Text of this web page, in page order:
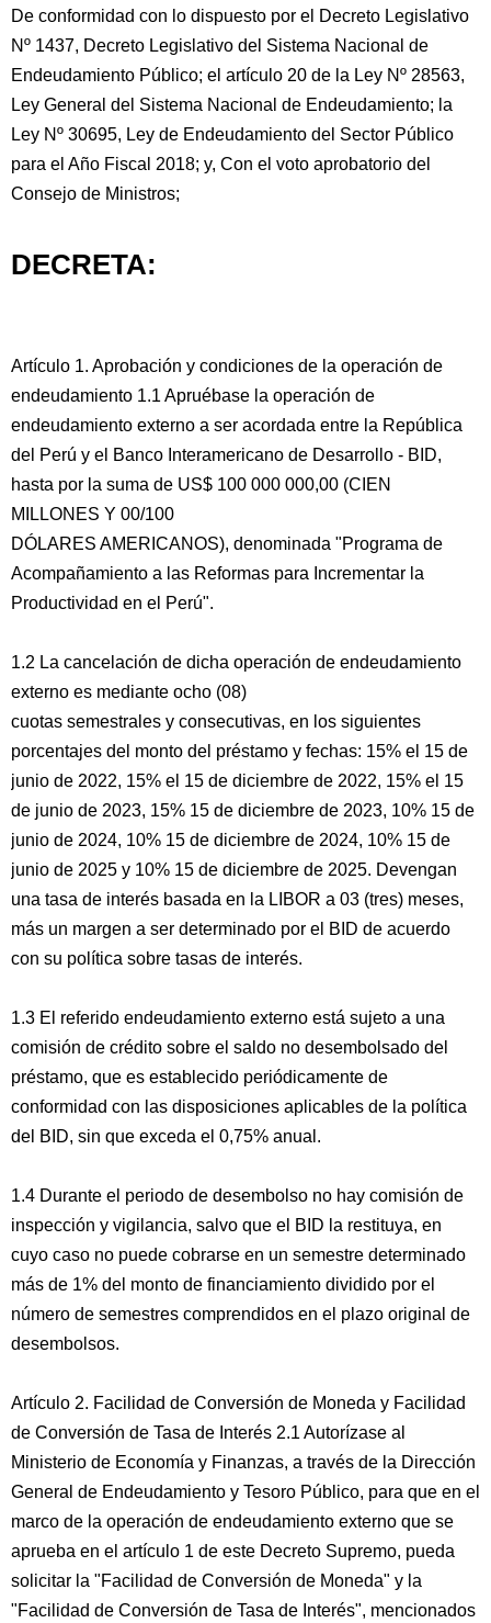
De conformidad con lo dispuesto por el Decreto Legislativo
Nº 1437, Decreto Legislativo del Sistema Nacional de
Endeudamiento Público; el artículo 20 de la Ley Nº 28563,
Ley General del Sistema Nacional de Endeudamiento; la
Ley Nº 30695, Ley de Endeudamiento del Sector Público
para el Año Fiscal 2018; y, Con el voto aprobatorio del
Consejo de Ministros;
DECRETA:
Artículo 1. Aprobación y condiciones de la operación de
endeudamiento 1.1 Apruébase la operación de
endeudamiento externo a ser acordada entre la República
del Perú y el Banco Interamericano de Desarrollo - BID,
hasta por la suma de US$ 100 000 000,00 (CIEN
MILLONES Y 00/100
DÓLARES AMERICANOS), denominada "Programa de
Acompañamiento a las Reformas para Incrementar la
Productividad en el Perú".
1.2 La cancelación de dicha operación de endeudamiento
externo es mediante ocho (08)
cuotas semestrales y consecutivas, en los siguientes
porcentajes del monto del préstamo y fechas: 15% el 15 de
junio de 2022, 15% el 15 de diciembre de 2022, 15% el 15
de junio de 2023, 15% 15 de diciembre de 2023, 10% 15 de
junio de 2024, 10% 15 de diciembre de 2024, 10% 15 de
junio de 2025 y 10% 15 de diciembre de 2025. Devengan
una tasa de interés basada en la LIBOR a 03 (tres) meses,
más un margen a ser determinado por el BID de acuerdo
con su política sobre tasas de interés.
1.3 El referido endeudamiento externo está sujeto a una
comisión de crédito sobre el saldo no desembolsado del
préstamo, que es establecido periódicamente de
conformidad con las disposiciones aplicables de la política
del BID, sin que exceda el 0,75% anual.
1.4 Durante el periodo de desembolso no hay comisión de
inspección y vigilancia, salvo que el BID la restituya, en
cuyo caso no puede cobrarse en un semestre determinado
más de 1% del monto de financiamiento dividido por el
número de semestres comprendidos en el plazo original de
desembolsos.
Artículo 2. Facilidad de Conversión de Moneda y Facilidad
de Conversión de Tasa de Interés 2.1 Autorízase al
Ministerio de Economía y Finanzas, a través de la Dirección
General de Endeudamiento y Tesoro Público, para que en el
marco de la operación de endeudamiento externo que se
aprueba en el artículo 1 de este Decreto Supremo, pueda
solicitar la "Facilidad de Conversión de Moneda" y la
"Facilidad de Conversión de Tasa de Interés", mencionados